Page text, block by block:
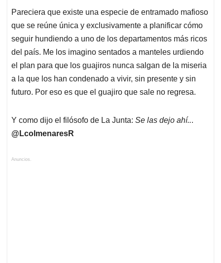
Pareciera que existe una especie de entramado mafioso
que se reúne única y exclusivamente a planificar cómo
seguir hundiendo a uno de los departamentos más ricos
del país. Me los imagino sentados a manteles urdiendo
el plan para que los guajiros nunca salgan de la miseria
a la que los han condenado a vivir, sin presente y sin
futuro. Por eso es que el guajiro que sale no regresa.
Y como dijo el filósofo de La Junta: Se las dejo ahí...
@LcolmenaresR
Anuncios.